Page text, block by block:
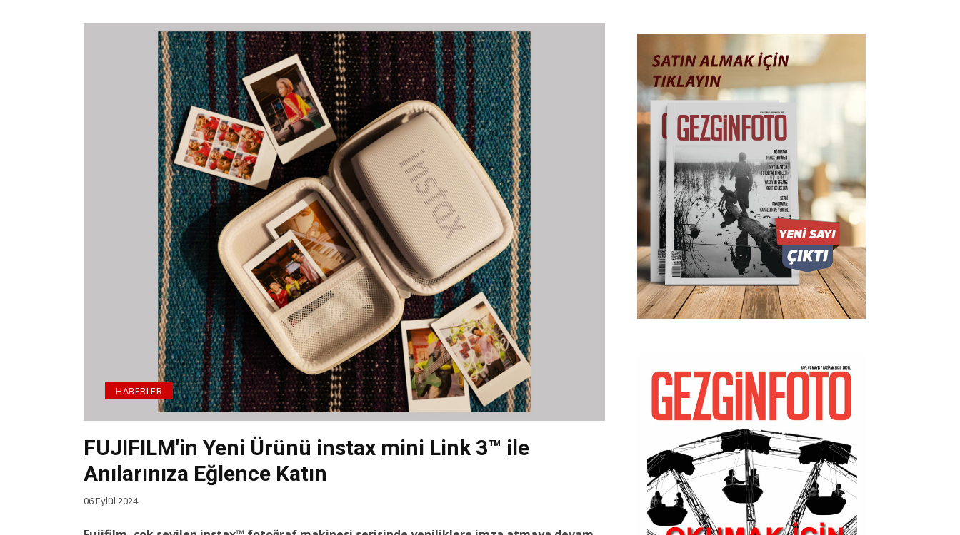
FUJIFILM'in Yeni Ürünü instax mini Link 3™ ile
Anılarınıza Eğlence Katın
HABERLER
06 Eylül 2024